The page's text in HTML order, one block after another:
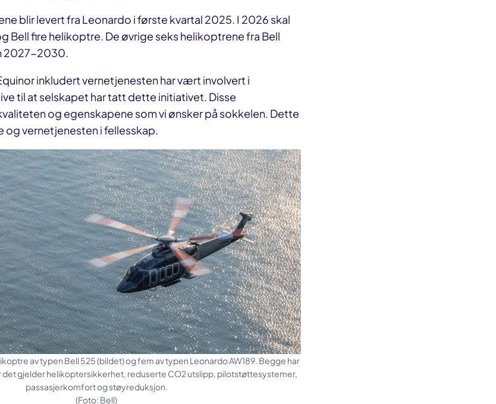
blir levert fra Leonardo i første kvartal 2025. I 2026 skal
Bell fire helikoptre. De øvrige seks helikoptrene fra Bell
2027-2030.
inkludert vernetjenesten har vært involvert i
til at selskapet har tatt dette initiativet. Disse
og egenskapene som vi ønsker på sokkelen. Dette
og vernetjenesten i fellesskap.
av typen Bell 525 (bildet) og fem av typen Leonardo AW189. Begge har
gjelder helikoptersikkerhet, reduserte CO2 utslipp, pilotstøttesystemer,
passasjerkomfort og støyreduksjon.
(Foto: Bell)